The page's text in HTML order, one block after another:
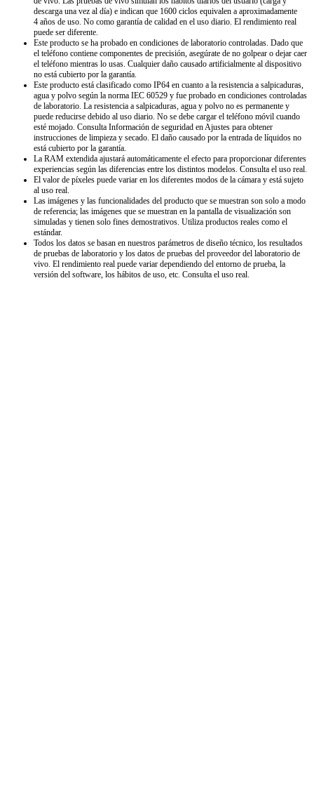
descarga una vez al día) e indican que 1600 ciclos equivalen a aproximadamente
4 años de uso. No como garantía de calidad en el uso diario. El rendimiento real
puede ser diferente.
Este producto se ha probado en condiciones de laboratorio controladas. Dado que
el teléfono contiene componentes de precisión, asegúrate de no golpear o dejar caer
el teléfono mientras lo usas. Cualquier daño causado artificialmente al dispositivo
no está cubierto por la garantía.
Este producto está clasificado como IP64 en cuanto a la resistencia a salpicaduras,
agua y polvo según la norma IEC 60529 y fue probado en condiciones controladas
de laboratorio. La resistencia a salpicaduras, agua y polvo no es permanente y
puede reducirse debido al uso diario. No se debe cargar el teléfono móvil cuando
esté mojado. Consulta Información de seguridad en Ajustes para obtener
instrucciones de limpieza y secado. El daño causado por la entrada de líquidos no
está cubierto por la garantía.
La RAM extendida ajustará automáticamente el efecto para proporcionar diferentes
experiencias según las diferencias entre los distintos modelos. Consulta el uso real.
El valor de píxeles puede variar en los diferentes modos de la cámara y está sujeto
al uso real.
Las imágenes y las funcionalidades del producto que se muestran son solo a modo
de referencia; las imágenes que se muestran en la pantalla de visualización son
simuladas y tienen solo fines demostrativos. Utiliza productos reales como el
estándar.
Todos los datos se basan en nuestros parámetros de diseño técnico, los resultados
de pruebas de laboratorio y los datos de pruebas del proveedor del laboratorio de
vivo. El rendimiento real puede variar dependiendo del entorno de prueba, la
versión del software, los hábitos de uso, etc. Consulta el uso real.